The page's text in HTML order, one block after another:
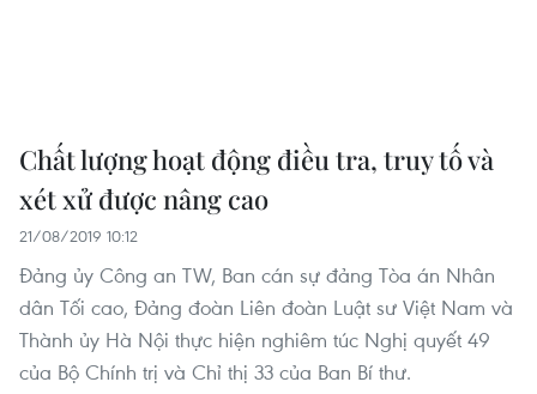
Chất lượng hoạt động điều tra, truy tố và
xét xử được nâng cao
21/08/2019 10:12
Đảng ủy Công an TW, Ban cán sự đảng Tòa án Nhân
dân Tối cao, Đảng đoàn Liên đoàn Luật sư Việt Nam và
Thành ủy Hà Nội thực hiện nghiêm túc Nghị quyết 49
của Bộ Chính trị và Chỉ thị 33 của Ban Bí thư.